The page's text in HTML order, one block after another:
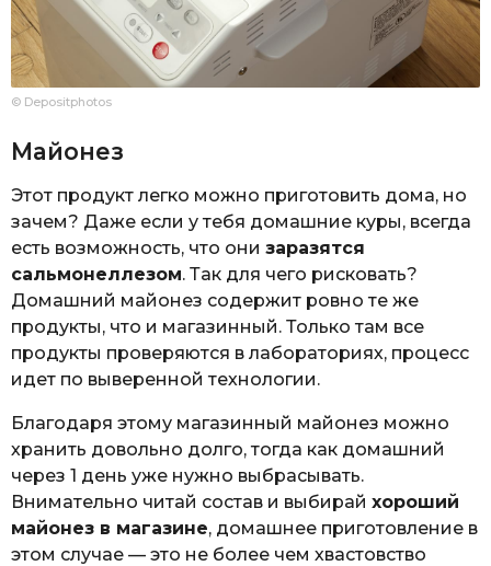
© Depositphotos
Майонез
Этот продукт легко можно приготовить дома, но
зачем? Даже если у тебя домашние куры, всегда
есть возможность, что они заразятся
сальмонеллезом. Так для чего рисковать?
Домашний майонез содержит ровно те же
продукты, что и магазинный. Только там все
продукты проверяются в лабораториях, процесс
идет по выверенной технологии.
Благодаря этому магазинный майонез можно
хранить довольно долго, тогда как домашний
через 1 день уже нужно выбрасывать.
Внимательно читай состав и выбирай хороший
майонез в магазине, домашнее приготовление в
этом случае — это не более чем хвастовство